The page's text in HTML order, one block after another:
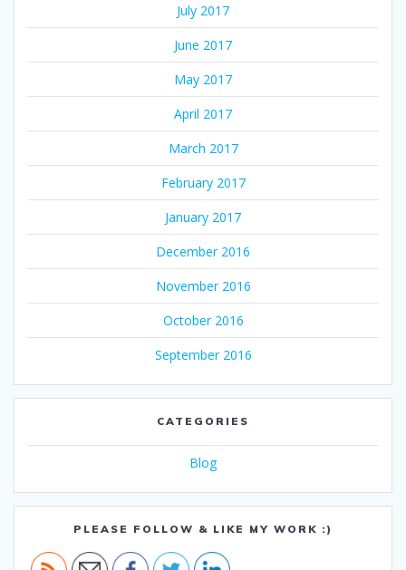
July 2017
June 2017
May 2017
April 2017
March 2017
February 2017
January 2017
December 2016
November 2016
October 2016
September 2016
CATEGORIES
Blog
PLEASE FOLLOW & LIKE MY WORK :)